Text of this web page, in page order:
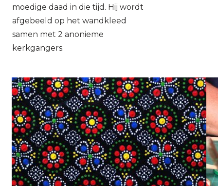
moedige daad in die tijd. Hij wordt
afgebeeld op het wandkleed
samen met 2 anonieme
kerkgangers.